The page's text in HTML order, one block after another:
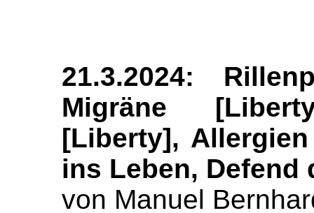
21.3.2024:
Migräne
[Liberty],
ins Leben, Defend
von Manuel